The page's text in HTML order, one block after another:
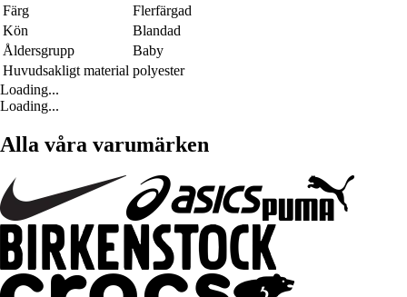
Färg
Flerfärgad
Kön
Blandad
Åldersgrupp
Baby
Huvudsakligt material polyester
Loading...
Loading...
Alla våra varumärken